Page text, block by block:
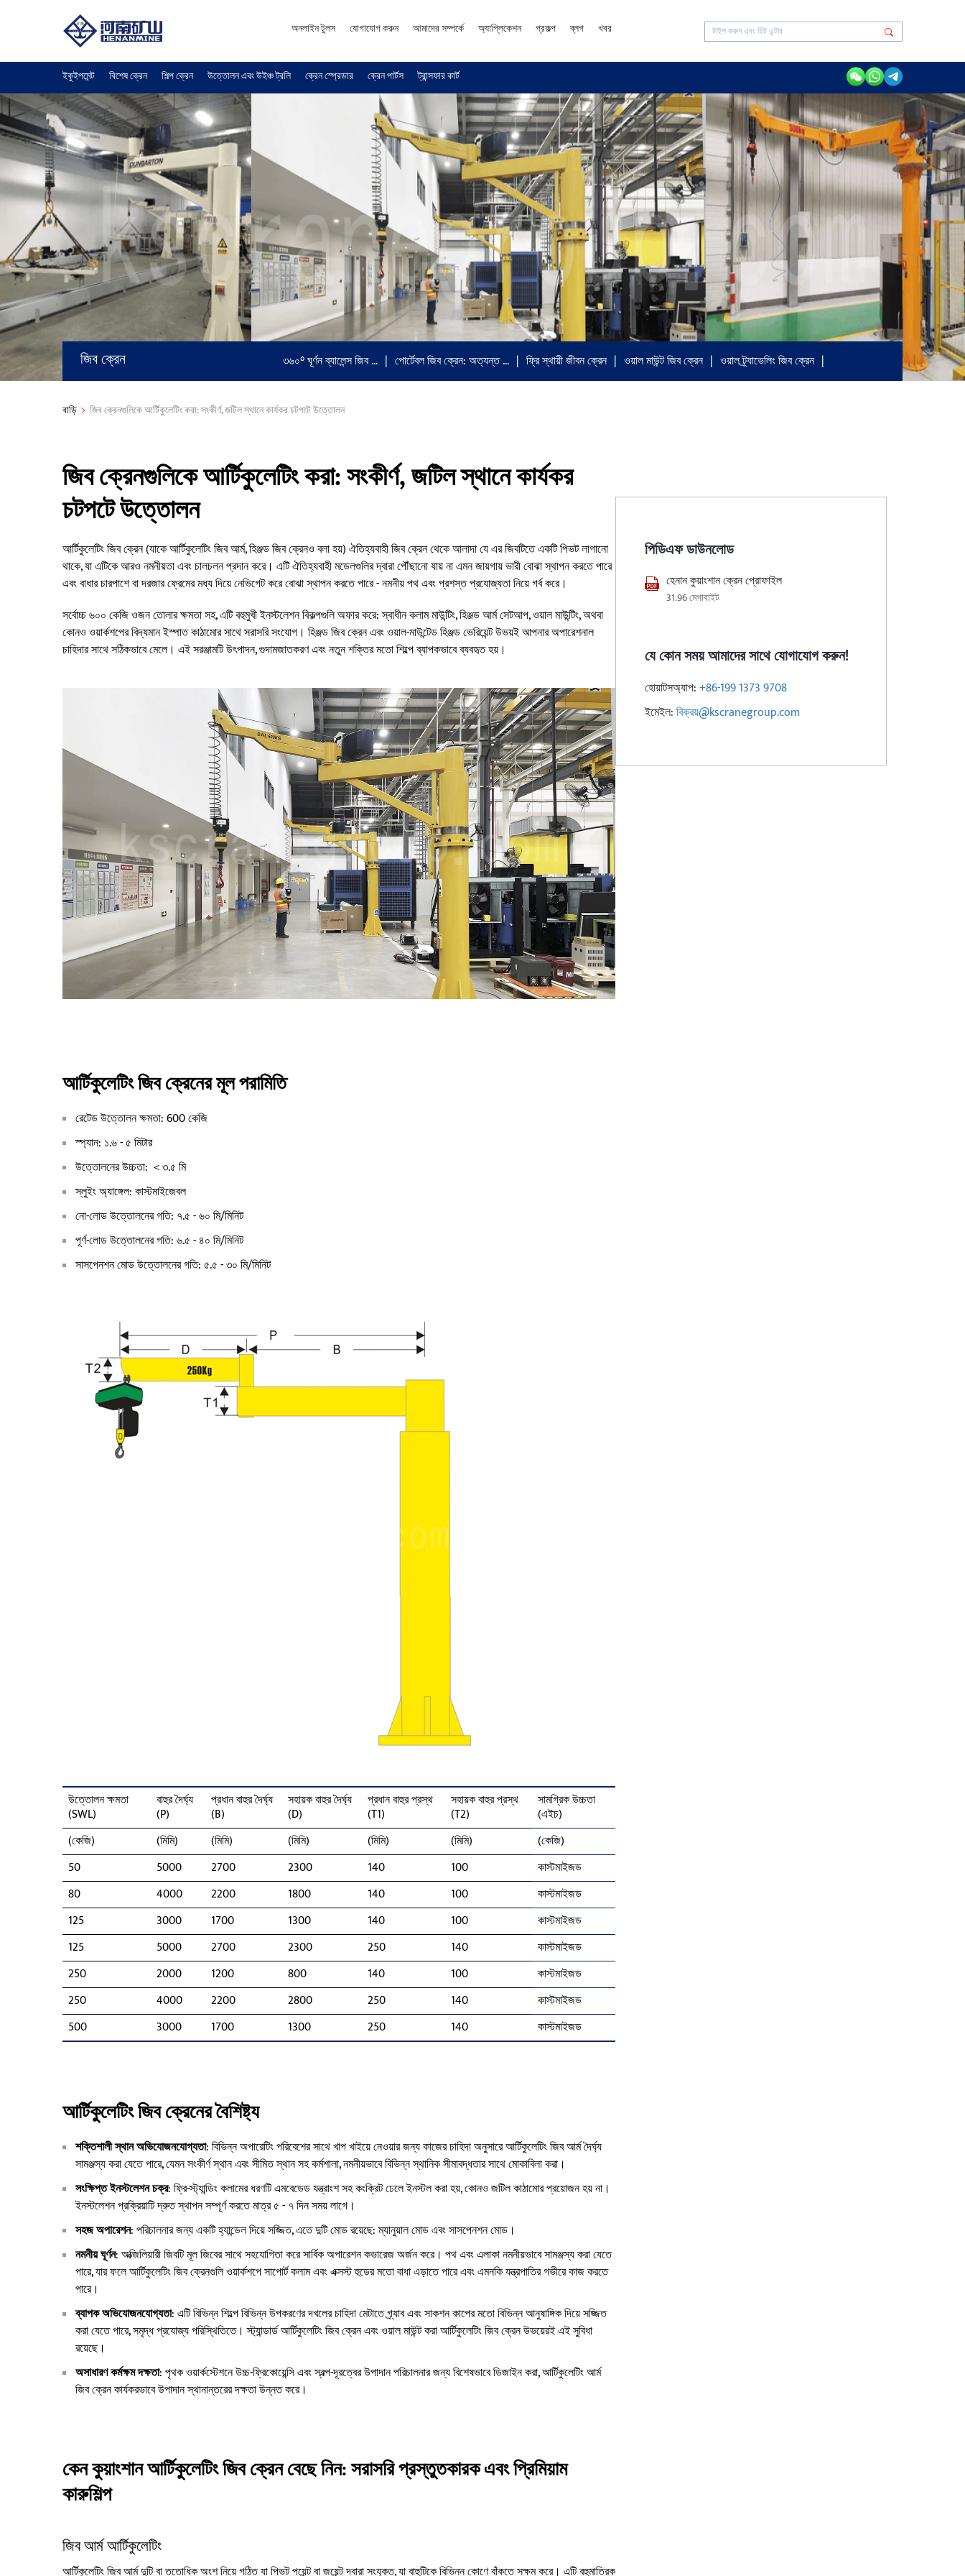
অনলাইন টুলস যোগাযোগ করুন আমাদের সম্পর্কে অ্যাপ্লিকেশন প্রকল্প ব্লগ খবর
ইকুইপমেন্ট বিশেষ ক্রেন শিল্প ক্রেন উত্তোলন এবং উইঞ্চ ট্রলি ক্রেন স্প্রেডার ক্রেন পার্টস ট্রান্সফার কার্ট
জিব ক্রেন ৩৬০° ঘূর্ণন ব্যালেন্স জিব … পোর্টেবল জিব ক্রেন: অত্যন্ত … ফ্রি স্থায়ী জীবন ক্রেন ওয়াল মাউন্ট জিব ক্রেন ওয়াল ট্র্যাভেলিং জিব ক্রেন
বাড়ি জিব ক্রেনগুলিকে আর্টিকুলেটিং করা: সংকীর্ণ, জটিল স্থানে কার্যকর চটপটে উত্তোলন
জিব ক্রেনগুলিকে আর্টিকুলেটিং করা: সংকীর্ণ, জটিল স্থানে কার্যকর
চটপটে উত্তোলন
আর্টিকুলেটিং জিব ক্রেন (যাকে আর্টিকুলেটিং জিব আর্ম, হিঞ্জড জিব ক্রেনও বলা হয়) ঐতিহ্যবাহী জিব ক্রেন থেকে আলাদা যে এর জিবটিতে একটি পিভট লাগানো
থাকে, যা এটিকে আরও নমনীয়তা এবং চালচলন প্রদান করে। এটি ঐতিহ্যবাহী মডেলগুলির দ্বারা পৌঁছানো যায় না এমন জায়গায় ভারী বোঝা স্থাপন করতে পারে
এবং বাধার চারপাশে বা দরজার ফ্রেমের মধ্য দিয়ে নেভিগেট করে বোঝা স্থাপন করতে পারে - নমনীয় পথ এবং প্রশস্ত প্রযোজ্যতা নিয়ে গর্ব করে।
সর্বোচ্চ ৬০০ কেজি ওজন তোলার ক্ষমতা সহ, এটি বহুমুখী ইনস্টলেশন বিকল্পগুলি অফার করে: স্বাধীন কলাম মাউন্টিং, হিঞ্জড আর্ম সেটআপ, ওয়াল মাউন্টিং, অথবা
কোনও ওয়ার্কশপের বিদ্যমান ইস্পাত কাঠামোর সাথে সরাসরি সংযোগ। হিঞ্জড জিব ক্রেন এবং ওয়াল-মাউন্টেড হিঞ্জড ভেরিয়েন্ট উভয়ই আপনার অপারেশনাল
চাহিদার সাথে সঠিকভাবে মেলে। এই সরঞ্জামটি উৎপাদন, গুদামজাতকরণ এবং নতুন শক্তির মতো শিল্পে ব্যাপকভাবে ব্যবহৃত হয়।
আর্টিকুলেটিং জিব ক্রেনের মূল পরামিতি
রেটেড উত্তোলন ক্ষমতা: 600 কেজি
স্প্যান: ১.৬ - ৫ মিটার
উত্তোলনের উচ্চতা: ＜৩.৫ মি
স্লুইং অ্যাঙ্গেল: কাস্টমাইজেবল
নো-লোড উত্তোলনের গতি: ৭.৫ - ৬০ মি/মিনিট
পূর্ণ-লোড উত্তোলনের গতি: ৬.৫ - ৪০ মি/মিনিট
সাসপেনশন মোড উত্তোলনের গতি: ৫.৫ - ৩০ মি/মিনিট
উত্তোলন ক্ষমতা
(SWL)
বাহুর দৈর্ঘ্য
(P)
প্রধান বাহুর দৈর্ঘ্য
(B)
সহায়ক বাহুর দৈর্ঘ্য
(D)
প্রধান বাহুর প্রস্থ
(T1)
সহায়ক বাহুর প্রস্থ
(T2)
সামগ্রিক উচ্চতা
(এইচ)
(কেজি)
(মিমি) (মিমি) (মিমি) (মিমি) (মিমি)
(কেজি)
50
5000 2700 2300 140 100
কাস্টমাইজড
80
4000 2200 1800 140 100
কাস্টমাইজড
125
3000 1700 1300 140 100
কাস্টমাইজড
125
5000 2700 2300 250 140
কাস্টমাইজড
250
2000 1200 800 140 100
কাস্টমাইজড
250
4000 2200 2800 250 140
কাস্টমাইজড
500
3000 1700 1300 250 140 কাস্টমাইজড
আর্টিকুলেটিং জিব ক্রেনের বৈশিষ্ট্য
শক্তিশালী স্থান অভিযোজনযোগ্যতা: বিভিন্ন অপারেটিং পরিবেশের সাথে খাপ খাইয়ে নেওয়ার জন্য কাজের চাহিদা অনুসারে আর্টিকুলেটিং জিব আর্ম দৈর্ঘ্য
সামঞ্জস্য করা যেতে পারে, যেমন সংকীর্ণ স্থান এবং সীমিত স্থান সহ কর্মশালা, নমনীয়ভাবে বিভিন্ন স্থানিক সীমাবদ্ধতার সাথে মোকাবিলা করা।
সংক্ষিপ্ত ইনস্টলেশন চক্র: ফ্রি-স্ট্যান্ডিং কলামের ধরণটি এমবেডেড যন্ত্রাংশ সহ কংক্রিট ঢেলে ইনস্টল করা হয়, কোনও জটিল কাঠামোর প্রয়োজন হয় না।
ইনস্টলেশন প্রক্রিয়াটি দ্রুত স্থাপন সম্পূর্ণ করতে মাত্র ৫ - ৭ দিন সময় লাগে।
সহজ অপারেশন: পরিচালনার জন্য একটি হ্যান্ডেল দিয়ে সজ্জিত, এতে দুটি মোড রয়েছে: ম্যানুয়াল মোড এবং সাসপেনশন মোড।
নমনীয় ঘূর্ণন: অক্জিলিয়ারী জিবটি মূল জিবের সাথে সহযোগিতা করে সার্বিক অপারেশন কভারেজ অর্জন করে। পথ এবং এলাকা নমনীয়ভাবে সামঞ্জস্য করা যেতে
পারে, যার ফলে আর্টিকুলেটিং জিব ক্রেনগুলি ওয়ার্কশপে সাপোর্ট কলাম এবং এক্সস্ট হুডের মতো বাধা এড়াতে পারে এবং এমনকি যন্ত্রপাতির গভীরে কাজ করতে
পারে।
ব্যাপক অভিযোজনযোগ্যতা: এটি বিভিন্ন শিল্পে বিভিন্ন উপকরণের দখলের চাহিদা মেটাতে গ্র্যাব এবং সাকশন কাপের মতো বিভিন্ন আনুষাঙ্গিক দিয়ে সজ্জিত
করা যেতে পারে, সমৃদ্ধ প্রযোজ্য পরিস্থিতিতে। স্ট্যান্ডার্ড আর্টিকুলেটিং জিব ক্রেন এবং ওয়াল মাউন্ট করা আর্টিকুলেটিং জিব ক্রেন উভয়েরই এই সুবিধা
রয়েছে।
অসাধারণ কর্মক্ষম দক্ষতা: পৃথক ওয়ার্কস্টেশনে উচ্চ-ফ্রিকোয়েন্সি এবং স্বল্প-দূরত্বের উপাদান পরিচালনার জন্য বিশেষভাবে ডিজাইন করা, আর্টিকুলেটিং আর্ম
জিব ক্রেন কার্যকরভাবে উপাদান স্থানান্তরের দক্ষতা উন্নত করে।
কেন কুয়াংশান আর্টিকুলেটিং জিব ক্রেন বেছে নিন: সরাসরি প্রস্তুতকারক এবং প্রিমিয়াম
কারুশিল্প
জিব আর্ম আর্টিকুলেটিং
পিডিএফ ডাউনলোড
হেনান কুয়াংশান ক্রেন প্রোফাইল
31.96 মেগাবাইট
যে কোন সময় আমাদের সাথে যোগাযোগ করুন!
হোয়াটসঅ্যাপ:+86-199 1373 9708
ইমেইল:বিক্রয়@kscranegroup.com